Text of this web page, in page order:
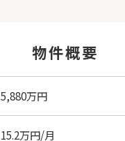
物件概要
5,880万円
15.2万円/月